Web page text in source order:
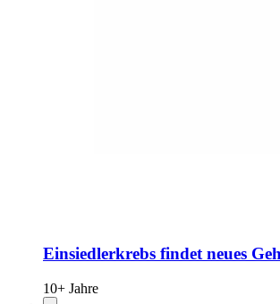
Einsiedlerkrebs findet neues
10+ Jahre